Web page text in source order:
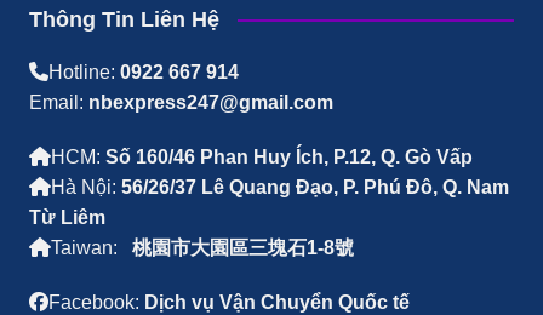
Thông Tin Liên Hệ
Hotline: 0922 667 914
Email: nbexpress247@gmail.com
HCM: Số 160/46 Phan Huy Ích, P.12, Q. Gò Vấp
Hà Nội: 56/26/37 Lê Quang Đạo, P. Phú Đô, Q. Nam
Từ Liêm
Taiwan:
桃園市大園區三塊石1-8號
Facebook: Dịch vụ Vận Chuyển Quốc tế